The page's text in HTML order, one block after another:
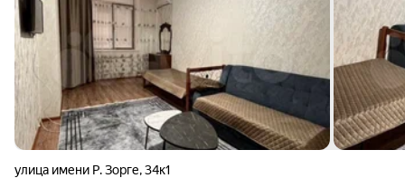
улица имени Р. Зорге,34к1